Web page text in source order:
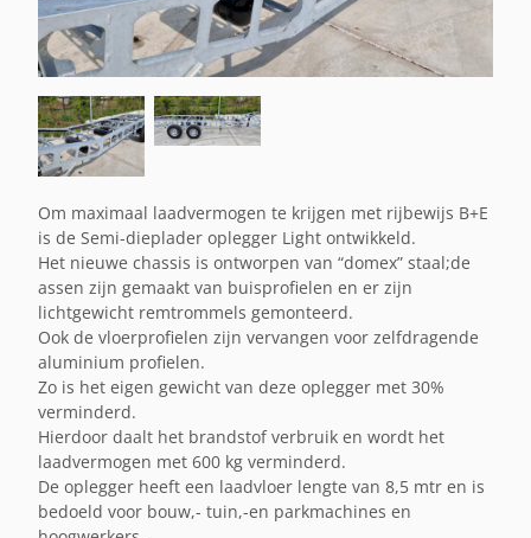
Om maximaal laadvermogen te krijgen met rijbewijs B+E
is de Semi-dieplader oplegger Light ontwikkeld.
Het nieuwe chassis is ontworpen van “domex” staal;de
assen zijn gemaakt van buisprofielen en er zijn
lichtgewicht remtrommels gemonteerd.
Ook de vloerprofielen zijn vervangen voor zelfdragende
aluminium profielen.
Zo is het eigen gewicht van deze oplegger met 30%
verminderd.
Hierdoor daalt het brandstof verbruik en wordt het
laadvermogen met 600 kg verminderd.
De oplegger heeft een laadvloer lengte van 8,5 mtr en is
bedoeld voor bouw,- tuin,-en parkmachines en